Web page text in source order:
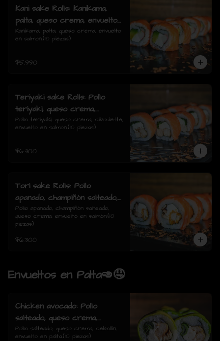
Kani sake Rolls: Kanikama,
palta, queso crema, envuelto
en salmon.
Kanikama, palta, queso crema, envuelto
en salmon.(10 piezas)
$5.990
Teriyaki sake Rolls: Pollo
teriyaki, queso crema,
ciboulette, envuelto en
salmón.
Pollo teriyaki, queso crema, ciboulette,
envuelto en salmón.(10 piezas)
$6.300
Tori sake Rolls: Pollo
apanado, champiñón salteado,
queso crema, envuelto en
salmón.
Pollo apanado, champiñón salteado,
queso crema, envuelto en salmón.(10
piezas)
$6.300
Envueltos en Palta🥑🤤
Chicken avocado: Pollo
salteado, queso crema,
cebollin, envuelto en palta.
Pollo salteado, queso crema, cebollín,
envuelto en palta.(10 piezas)